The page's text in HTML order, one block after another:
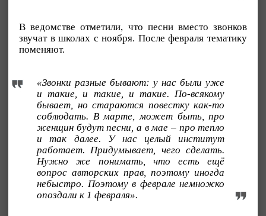
В ведомстве отметили, что песни вместо звонков
звучат в школах с ноября. После февраля тематику
поменяют.
«Звонки разные бывают: у нас были уже
и такие, и такие, и такие. По-всякому
бывает, но стараются повестку как-то
соблюдать. В марте, может быть, про
женщин будут песни, а в мае – про тепло
и так далее. У нас целый институт
работает. Придумывает, чего сделать.
Нужно же понимать, что есть ещё
вопрос авторских прав, поэтому иногда
небыстро. Поэтому в феврале немножко
опоздали к 1 февраля».